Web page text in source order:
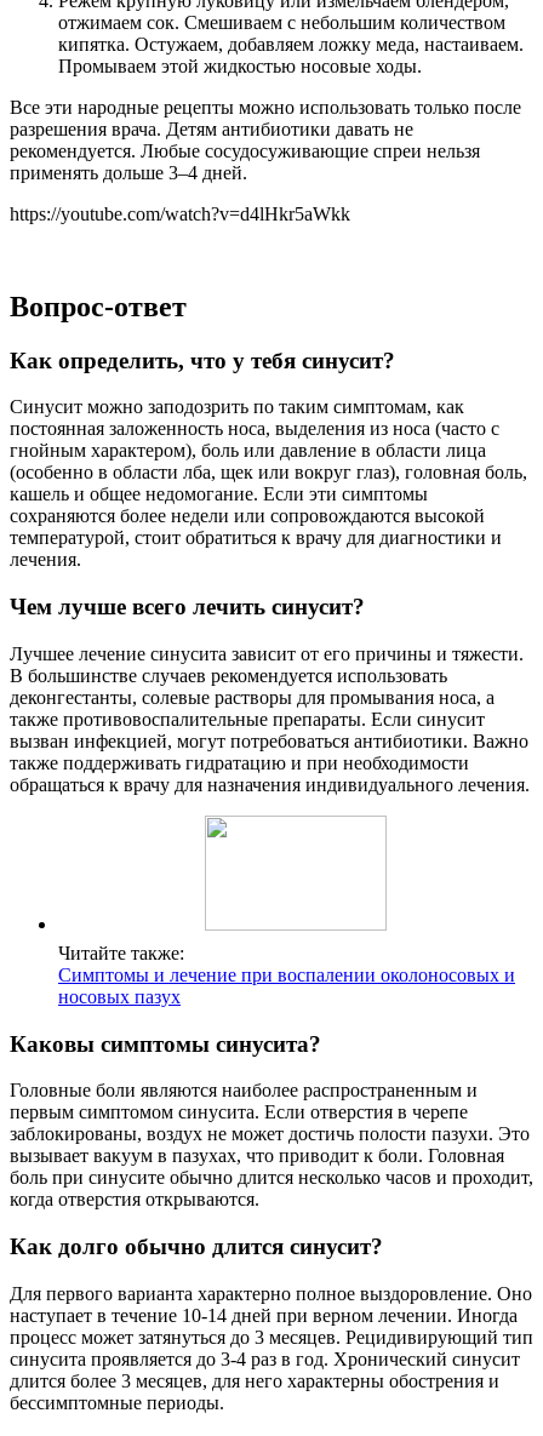
отжимаем сок. Смешиваем с небольшим количеством
кипятка. Остужаем, добавляем ложку меда, настаиваем.
Промываем этой жидкостью носовые ходы.
Все эти народные рецепты можно использовать только после
разрешения врача. Детям антибиотики давать не
рекомендуется. Любые сосудосуживающие спреи нельзя
применять дольше 3–4 дней.
https://youtube.com/watch?v=d4lHkr5aWkk
Вопрос-ответ
Как определить, что у тебя синусит?
Синусит можно заподозрить по таким симптомам, как
постоянная заложенность носа, выделения из носа (часто с
гнойным характером), боль или давление в области лица
(особенно в области лба, щек или вокруг глаз), головная боль,
кашель и общее недомогание. Если эти симптомы
сохраняются более недели или сопровождаются высокой
температурой, стоит обратиться к врачу для диагностики и
лечения.
Чем лучше всего лечить синусит?
Лучшее лечение синусита зависит от его причины и тяжести.
В большинстве случаев рекомендуется использовать
деконгестанты, солевые растворы для промывания носа, а
также противовоспалительные препараты. Если синусит
вызван инфекцией, могут потребоваться антибиотики. Важно
также поддерживать гидратацию и при необходимости
обращаться к врачу для назначения индивидуального лечения.
Читайте также:
Симптомы и лечение при воспалении околоносовых и
носовых пазух
Каковы симптомы синусита?
Головные боли являются наиболее распространенным и
первым симптомом синусита. Если отверстия в черепе
заблокированы, воздух не может достичь полости пазухи. Это
вызывает вакуум в пазухах, что приводит к боли. Головная
боль при синусите обычно длится несколько часов и проходит,
когда отверстия открываются.
Как долго обычно длится синусит?
Для первого варианта характерно полное выздоровление. Оно
наступает в течение 10-14 дней при верном лечении. Иногда
процесс может затянуться до 3 месяцев. Рецидивирующий тип
синусита проявляется до 3-4 раз в год. Хронический синусит
длится более 3 месяцев, для него характерны обострения и
бессимптомные периоды.